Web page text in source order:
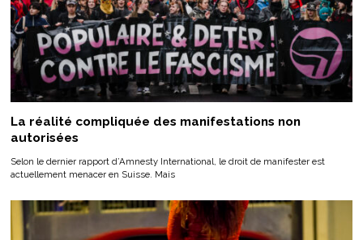
La réalité compliquée des manifestations non
autorisées
Selon le dernier rapport d’Amnesty International, le droit de manifester est
actuellement menacer en Suisse. Mais